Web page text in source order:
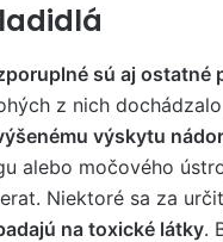
sú aj ostatné
z nich dochádzalo
výskytu
alebo močového
Niektoré sa za
na toxické látky.